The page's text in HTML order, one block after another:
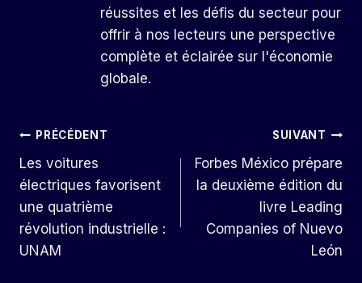
réussites et les défis du secteur pour
offrir à nos lecteurs une perspective
complète et éclairée sur l'économie
globale.
Navigation
De
L’article
PRÉCÉDENT
Les voitures
électriques favorisent
une quatrième
révolution industrielle :
UNAM
SUIVANT
Forbes México prépare
la deuxième édition du
livre Leading
Companies of Nuevo
León